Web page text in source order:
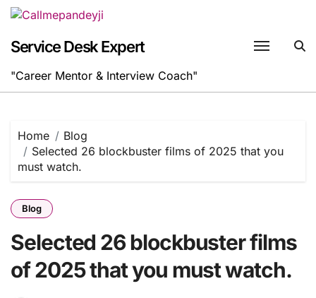
Skip
content
Service Desk Expert
"Career Mentor & Interview Coach"
Home
Blog
Selected 26 blockbuster films of 2025 that you
must watch.
Blog
Selected 26 blockbuster films
of 2025 that you must watch.